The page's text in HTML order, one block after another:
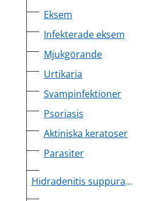
Eksem
Infekterade eksem
Mjukgörande
Urtikaria
Svampinfektioner
Psoriasis
Aktiniska keratoser
Parasiter
Hidradenitis suppurativa